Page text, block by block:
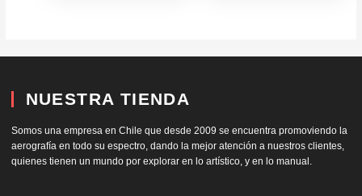
NUESTRA TIENDA
Somos una empresa en Chile que desde 2009 se encuentra promoviendo la
aerografía en todo su espectro, dando la mejor atención a nuestros clientes,
quienes tienen un mundo por explorar en lo artístico, y en lo manual.